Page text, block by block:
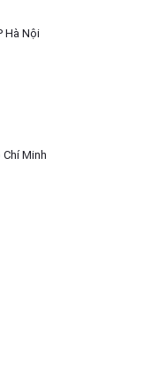
Hà Nội
Minh